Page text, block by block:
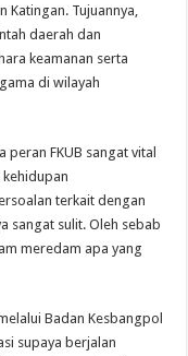
Katingan. Tujuannya,
daerah dan
keamanan serta
di wilayah
FKUB sangat vital
terkait dengan
sangat sulit. Oleh sebab
meredam apa yang
Badan Kesbangpol
supaya berjalan